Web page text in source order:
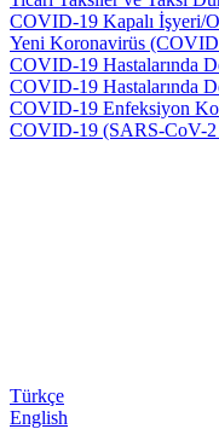
COVID-19 Kapalı İşyeri/
Yeni Koronavirüs
COVID-19 Hastalarında
COVID-19 Hastalarında
COVID-19 Enfeksiyon
COVID-19 (SARS-CoV-
Türkçe
English